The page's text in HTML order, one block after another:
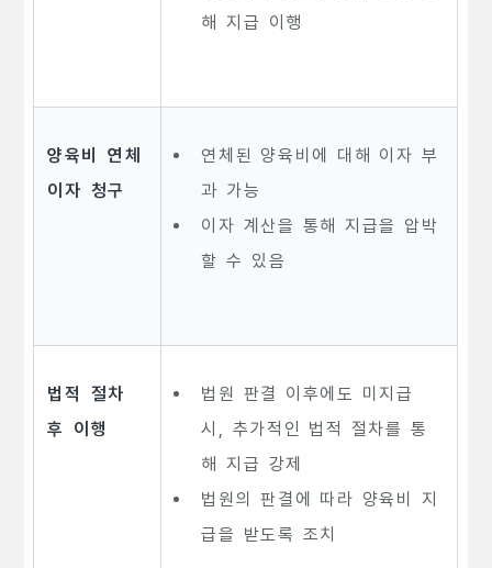
해 지급 이행
양육비 연체
이자 청구
연체된 양육비에 대해 이자 부
과 가능
이자 계산을 통해 지급을 압박
할 수 있음
법적 절차
후 이행
법원 판결 이후에도 미지급
시, 추가적인 법적 절차를 통
해 지급 강제
법원의 판결에 따라 양육비 지
급을 받도록 조치